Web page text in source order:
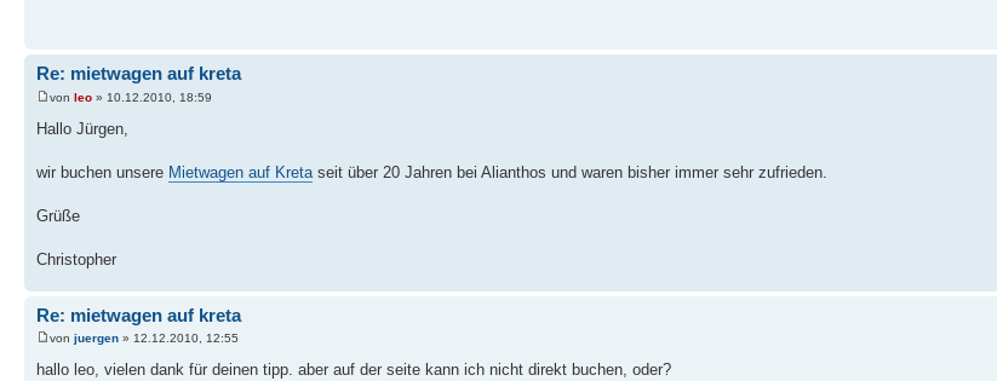
Re: mietwagen auf kreta
von leo » 10.12.2010, 18:59
Hallo Jürgen,
wir buchen unsere Mietwagen auf Kreta seit über 20 Jahren bei Alianthos und waren bisher immer sehr zufrieden.
Grüße
Christopher
Re: mietwagen auf kreta
von juergen » 12.12.2010, 12:55
hallo leo, vielen dank für deinen tipp. aber auf der seite kann ich nicht direkt buchen, oder?